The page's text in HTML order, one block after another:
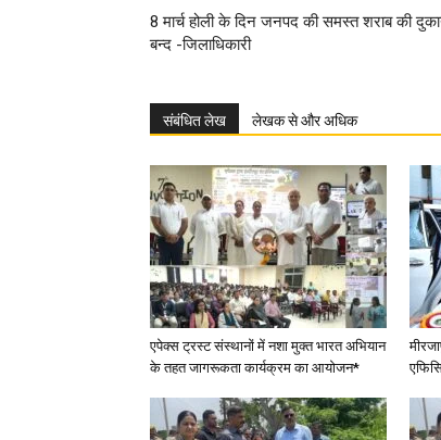
8 मार्च होली के दिन जनपद की समस्त शराब की
बन्द -जिलाधिकारी
संबंधित लेख लेखक से और अधिक
एपेक्स ट्रस्ट संस्थानों में नशा मुक्त भारत अभियान
के तहत जागरूकता कार्यक्रम का आयोजन*